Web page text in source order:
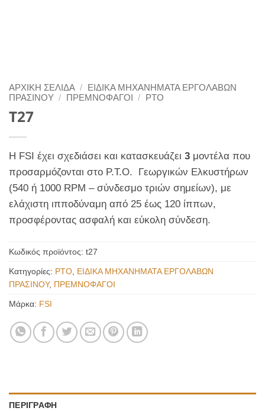
ΑΡΧΙΚΉ ΣΕΛΊΔΑ /
ΕΙΔΙΚΑ ΜΗΧΑΝΗΜΑΤΑ ΕΡΓΟΛΑΒΩΝ
ΠΡΑΣΙΝΟΥ / ΠΡΕΜΝΟΦΑΓΟΙ / PTO
T27
Η FSI έχει σχεδιάσει και κατασκευάζει 3 μοντέλα που
προσαρμόζονται στο P.T.O. Γεωργικών Ελκυστήρων
(540 ή 1000 RPM – σύνδεσμο τριών σημείων), με
ελάχιστη ιπποδύναμη από 25 έως 120 ίππων,
προσφέροντας ασφαλή και εύκολη σύνδεση.
Κωδικός προϊόντος: t27
Κατηγορίες: PTO ΕΙΔΙΚΑ ΜΗΧΑΝΗΜΑΤΑ ΕΡΓΟΛΑΒΩΝ
ΠΡΑΣΙΝΟΥ, ΠΡΕΜΝΟΦΑΓΟΙ
Μάρκα: FSI
ΠΕΡΙΓΡΑΦΉ